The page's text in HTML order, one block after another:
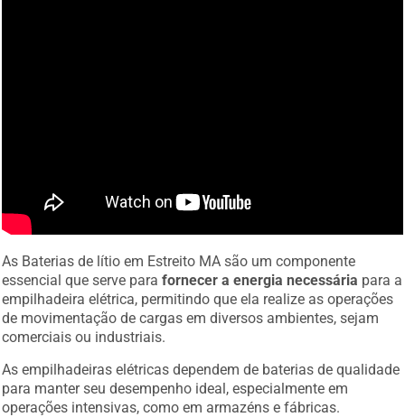
As Baterias de lítio em Estreito MA são um componente
essencial que serve parafornecer a energia necessária para a
empilhadeira elétrica, permitindo que ela realize as operações
de movimentação de cargas em diversos ambientes, sejam
comerciais ou industriais.
As empilhadeiras elétricas dependem de baterias de qualidade
para manter seu desempenho ideal, especialmente em
operações intensivas, como em armazéns e fábricas.